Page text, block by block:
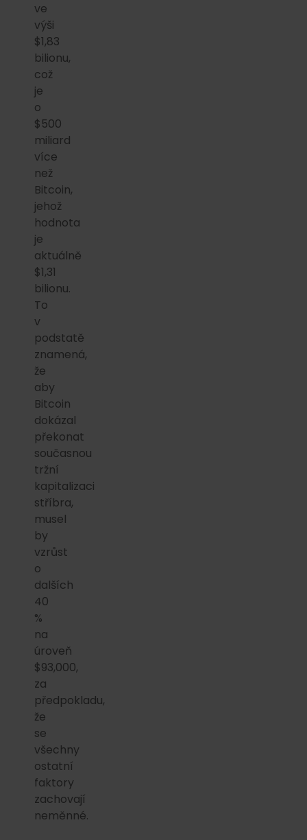
ve
výši
$1,83
bilionu,
což
je
o
$500
miliard
více
než
Bitcoin,
jehož
hodnota
je
aktuálně
$1,31
bilionu.
To
v
podstatě
znamená,
že
aby
Bitcoin
dokázal
překonat
současnou
tržní
kapitalizaci
stříbra,
musel
by
vzrůst
o
dalších
40
%
na
úroveň
$93,000,
za
předpokladu,
že
se
všechny
ostatní
faktory
zachovají
neměnné.